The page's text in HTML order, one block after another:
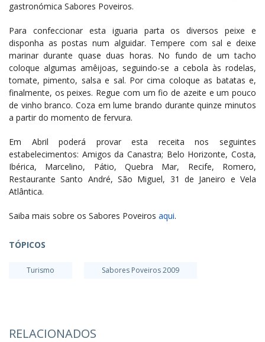
gastronómica Sabores Poveiros.
Para confeccionar esta iguaria parta os diversos peixe e
disponha as postas num alguidar. Tempere com sal e deixe
marinar durante quase duas horas. No fundo de um tacho
coloque algumas amêijoas, seguindo-se a cebola às rodelas,
tomate, pimento, salsa e sal. Por cima coloque as batatas e,
finalmente, os peixes. Regue com um fio de azeite e um pouco
de vinho branco. Coza em lume brando durante quinze minutos
a partir do momento de fervura.
Em Abril poderá provar esta receita nos seguintes
estabelecimentos: Amigos da Canastra; Belo Horizonte, Costa,
Ibérica, Marcelino, Pátio, Quebra Mar, Recife, Romero,
Restaurante Santo André, São Miguel, 31 de Janeiro e Vela
Atlântica.
Saiba mais sobre os Sabores Poveiros aqui.
TÓPICOS
Turismo Sabores Poveiros 2009
RELACIONADOS